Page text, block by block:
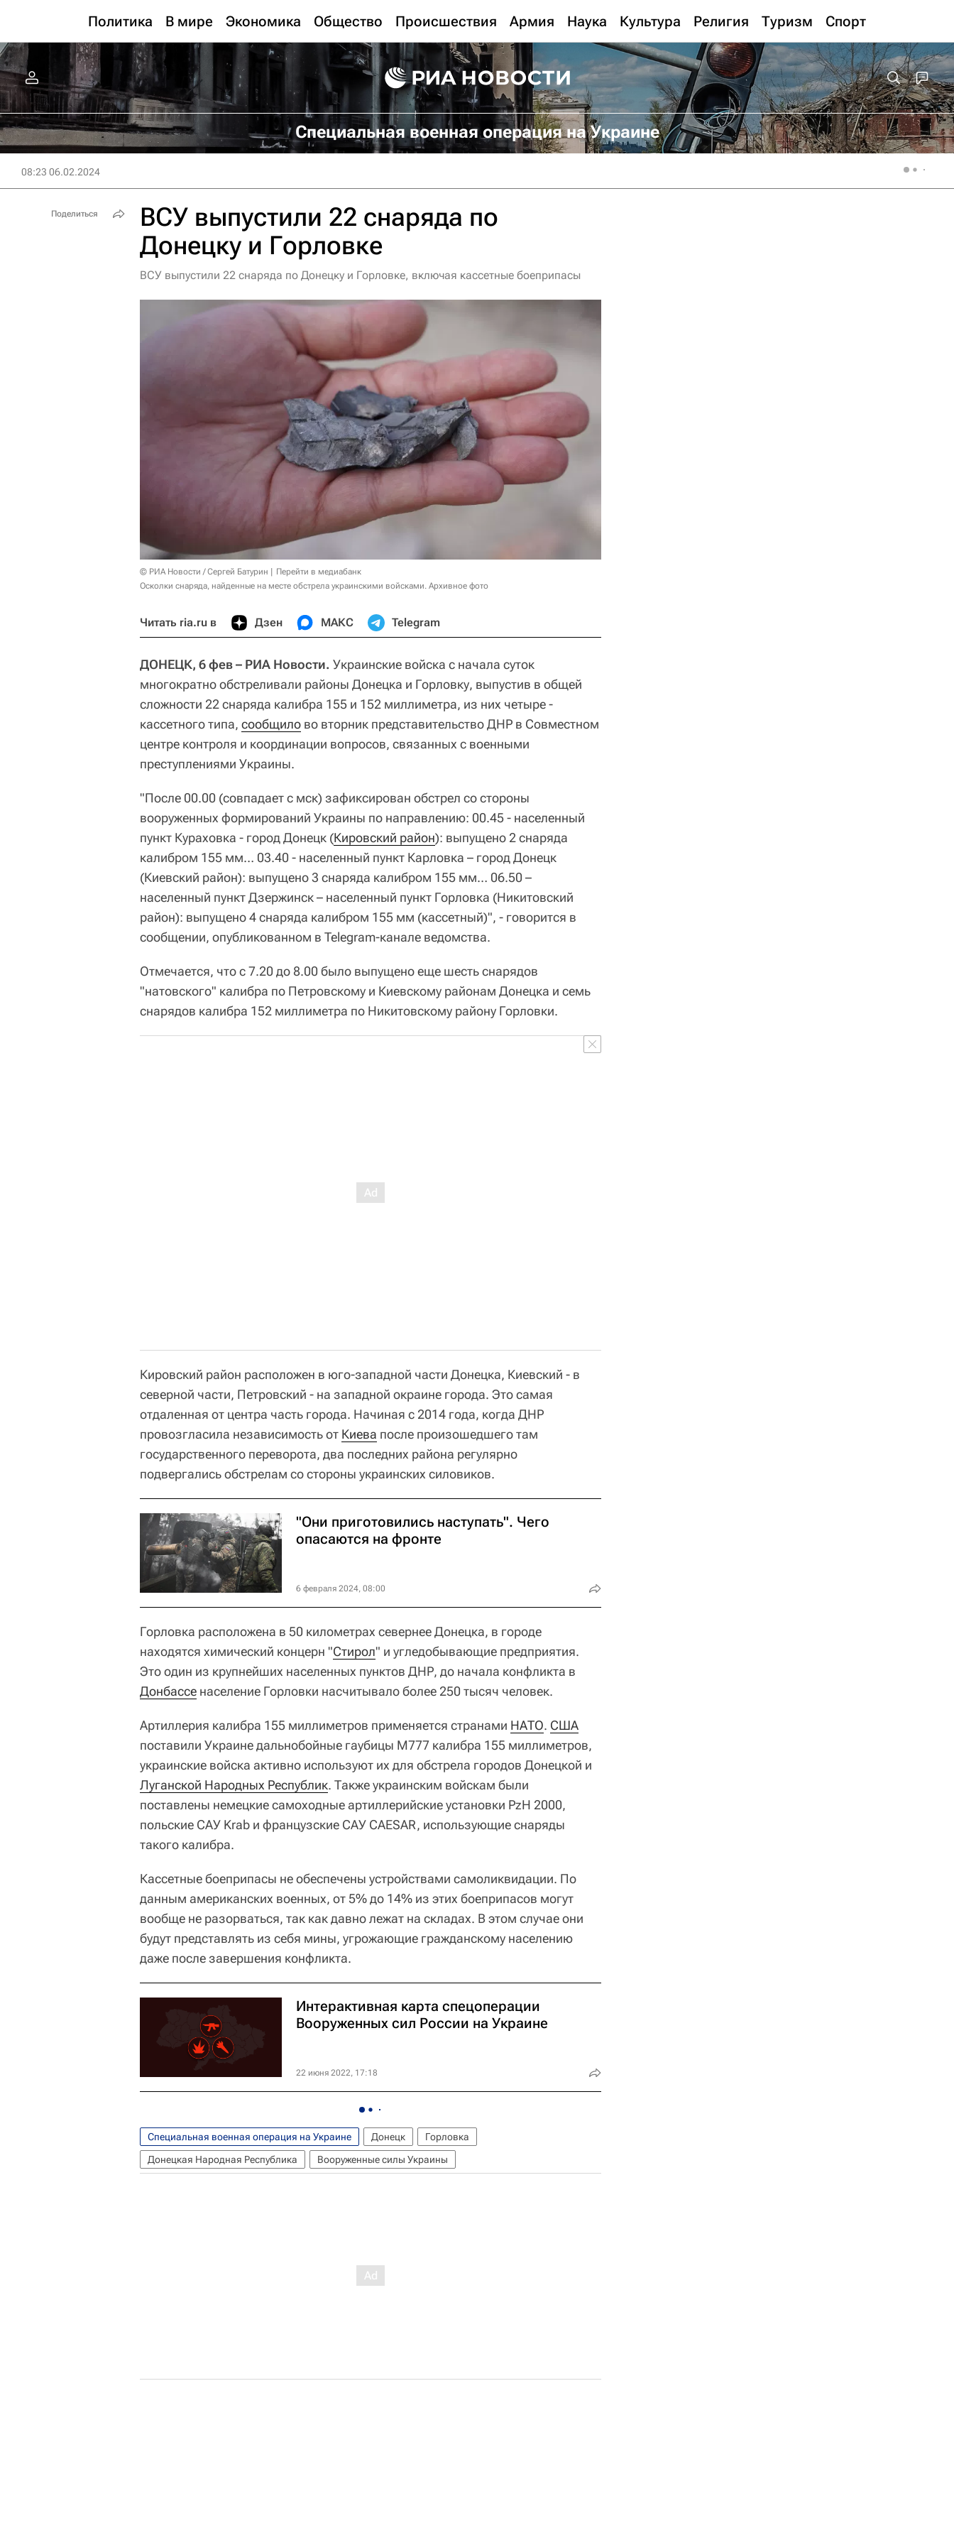
Политика В мире Экономика Общество Происшествия Армия Наука Культура Религия Туризм Спорт
Специальная военная операция на Украине
08:23 06.02.2024
ВСУ выпустили 22 снаряда по
Донецку и Горловке
ВСУ выпустили 22 снаряда по Донецку и Горловке, включая кассетные боеприпасы
© РИА Новости / Сергей Батурин
Перейти в медиабанк
Осколки снаряда, найденные на месте обстрела украинскими войсками. Архивное фото
Читать ria.ru в Дзен МАКС Telegram
ДОНЕЦК, 6 фев – РИА Новости. Украинские войска с начала суток
многократно обстреливали районы Донецка и Горловку, выпустив в общей
сложности 22 снаряда калибра 155 и 152 миллиметра, из них четыре -
кассетного типа, сообщило во вторник представительство ДНР в Совместном
центре контроля и координации вопросов, связанных с военными
преступлениями Украины.
"После 00.00 (совпадает с мск) зафиксирован обстрел со стороны
вооруженных формирований Украины по направлению: 00.45 - населенный
пункт Кураховка - город Донецк (Кировский район): выпущено 2 снаряда
калибром 155 мм… 03.40 - населенный пункт Карловка – город Донецк
(Киевский район): выпущено 3 снаряда калибром 155 мм… 06.50 –
населенный пункт Дзержинск – населенный пункт Горловка (Никитовский
район): выпущено 4 снаряда калибром 155 мм (кассетный)", - говорится в
сообщении, опубликованном в Telegram-канале ведомства.
Отмечается, что с 7.20 до 8.00 было выпущено еще шесть снарядов
"натовского" калибра по Петровскому и Киевскому районам Донецка и семь
снарядов калибра 152 миллиметра по Никитовскому району Горловки.
Кировский район расположен в юго-западной части Донецка, Киевский - в
северной части, Петровский - на западной окраине города. Это самая
отдаленная от центра часть города. Начиная с 2014 года, когда ДНР
провозгласила независимость от Киева после произошедшего там
государственного переворота, два последних района регулярно
подвергались обстрелам со стороны украинских силовиков.
"Они приготовились наступать". Чего
опасаются на фронте
6 февраля 2024, 08:00
Горловка расположена в 50 километрах севернее Донецка, в городе
находятся химический концерн "Стирол" и угледобывающие предприятия.
Это один из крупнейших населенных пунктов ДНР, до начала конфликта в
Донбассе население Горловки насчитывало более 250 тысяч человек.
Артиллерия калибра 155 миллиметров применяется странами НАТО. США
поставили Украине дальнобойные гаубицы M777 калибра 155 миллиметров,
украинские войска активно используют их для обстрела городов Донецкой и
Луганской Народных Республик. Также украинским войскам были
поставлены немецкие самоходные артиллерийские установки PzH 2000,
польские САУ Krab и французские САУ CAESAR, использующие снаряды
такого калибра.
Кассетные боеприпасы не обеспечены устройствами самоликвидации. По
данным американских военных, от 5% до 14% из этих боеприпасов могут
вообще не разорваться, так как давно лежат на складах. В этом случае они
будут представлять из себя мины, угрожающие гражданскому населению
даже после завершения конфликта.
Интерактивная карта спецоперации
Вооруженных сил России на Украине
22 июня 2022, 17:18
Специальная военная операция на Украине Донецк
Горловка
Донецкая Народная Республика
Вооруженные силы Украины
Поделиться